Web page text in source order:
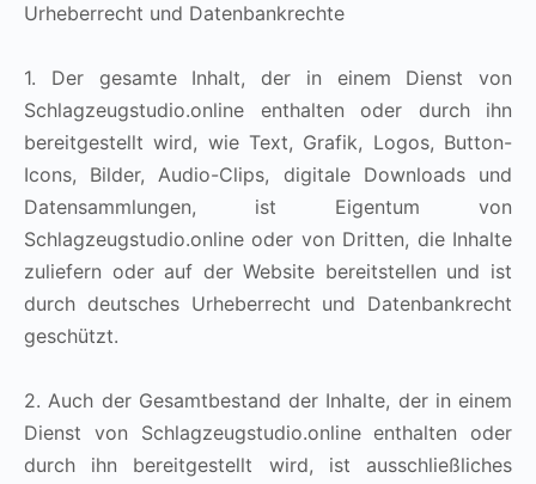
Urheberrecht und Datenbankrechte
1. Der gesamte Inhalt, der in einem Dienst von
Schlagzeugstudio.online enthalten oder durch ihn
bereitgestellt wird, wie Text, Grafik, Logos, Button-
Icons, Bilder, Audio-Clips, digitale Downloads und
Datensammlungen, ist Eigentum von
Schlagzeugstudio.online oder von Dritten, die Inhalte
zuliefern oder auf der Website bereitstellen und ist
durch deutsches Urheberrecht und Datenbankrecht
geschützt.
2. Auch der Gesamtbestand der Inhalte, der in einem
Dienst von Schlagzeugstudio.online enthalten oder
durch ihn bereitgestellt wird, ist ausschließliches